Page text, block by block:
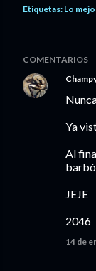
Etiquetas: Lo
COMENTARIOS
Ya
Al
JEJE
2046
14 de